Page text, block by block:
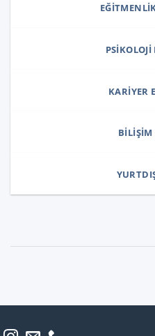
KARIYER